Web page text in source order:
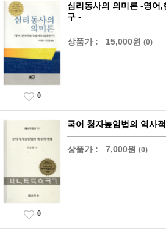
심리동사의 의미론 -영어
구 -
상품가 : 15,000원 (0)
0
국어 청자높임법의 역사
상품가 : 7,000원 (0)
0